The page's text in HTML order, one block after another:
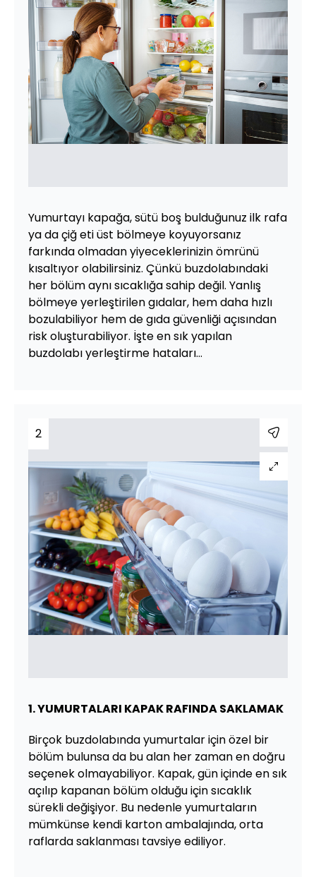
Yumurtayı kapağa, sütü boş bulduğunuz ilk rafa
ya da çiğ eti üst bölmeye koyuyorsanız
farkında olmadan yiyeceklerinizin ömrünü
kısaltıyor olabilirsiniz. Çünkü buzdolabındaki
her bölüm aynı sıcaklığa sahip değil. Yanlış
bölmeye yerleştirilen gıdalar, hem daha hızlı
bozulabiliyor hem de gıda güvenliği açısından
risk oluşturabiliyor. İşte en sık yapılan
buzdolabı yerleştirme hataları…
2
1. YUMURTALARI KAPAK RAFINDA SAKLAMAK
Birçok buzdolabında yumurtalar için özel bir
bölüm bulunsa da bu alan her zaman en doğru
seçenek olmayabiliyor. Kapak, gün içinde en sık
açılıp kapanan bölüm olduğu için sıcaklık
sürekli değişiyor. Bu nedenle yumurtaların
mümkünse kendi karton ambalajında, orta
raflarda saklanması tavsiye ediliyor.